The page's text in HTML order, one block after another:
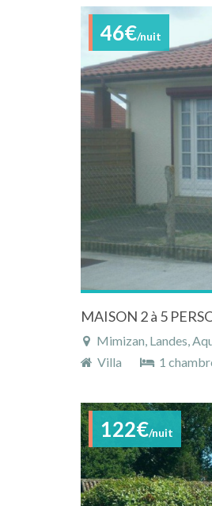
46€/nuit
MAISON 2 à 5
Mimizan, Landes,
Villa
1
122€/nuit